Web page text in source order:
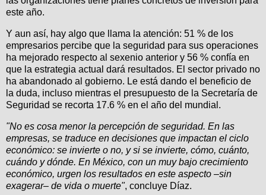
este año.
Y aun así, hay algo que llama la atención: 51 % de los
empresarios percibe que la seguridad para sus operaciones
ha mejorado respecto al sexenio anterior y 56 % confía en
que la estrategia actual dará resultados. El sector privado no
ha abandonado al gobierno. Le está dando el beneficio de
la duda, incluso mientras el presupuesto de la Secretaría de
Seguridad se recorta 17.6 % en el año del mundial.
"No es cosa menor la percepción de seguridad. En las
empresas, se traduce en decisiones que impactan el ciclo
económico: se invierte o no, y si se invierte, cómo, cuánto,
cuándo y dónde. En México, con un muy bajo crecimiento
económico, urgen los resultados en este aspecto –sin
exagerar– de vida o muerte", concluye Díaz.